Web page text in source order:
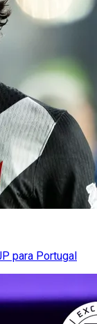
para Portugal